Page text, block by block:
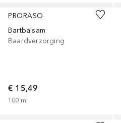
PRORASO
Bartbalsam
Baardverzorging
€ 15,49
100 ml